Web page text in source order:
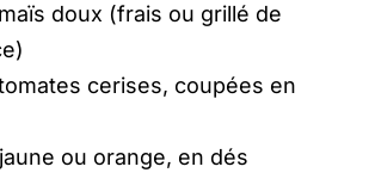
doux (frais ou grillé de
cerises, coupées en
ou orange, en dés